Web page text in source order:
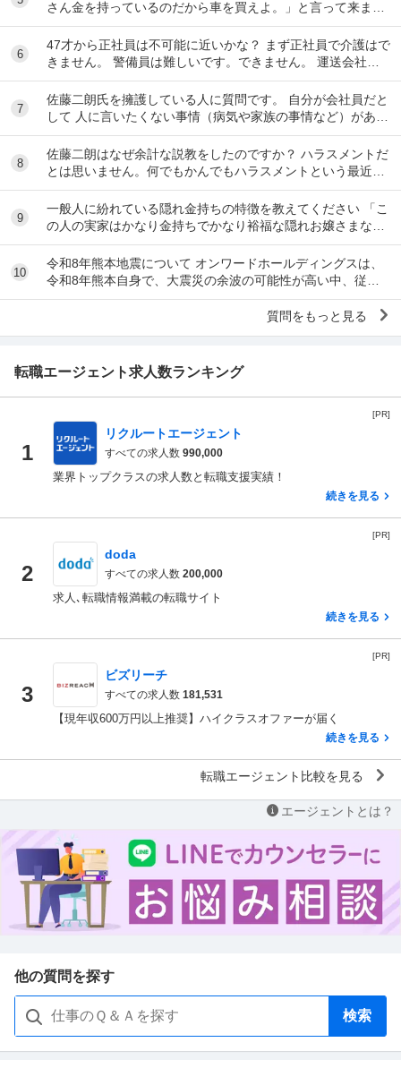
さん金を持っているのだから車を買えよ。」と言って来ま
す。 でも なんで しんどい思いをして働いた金で...
6
47才から正社員は不可能に近いかな？ まず正社員で介護はで
きません。 警備員は難しいです。できません。 運送会社の
運転手は無理です。できません 過去にうつ...
7
佐藤二朗氏を擁護している人に質問です。 自分が会社員だと
して 人に言いたくない事情（病気や家族の事情など）があ
り、上司や総務等に相談した結果、仕事内容を...
8
佐藤二朗はなぜ余計な説教をしたのですか？ ハラスメントだ
とは思いません。何でもかんでもハラスメントという最近の
風潮に反対です。ただ、橋本愛からすれば良い気...
9
一般人に紛れている隠れ金持ちの特徴を教えてください 「こ
の人の実家はかなり金持ちでかなり裕福な隠れお嬢さまなん
だな」とわかる特徴を教えてください 私の...
10
令和8年熊本地震について オンワードホールディングスは、
令和8年熊本自身で、大震災の余波の可能性が高い中、従業
員に売上金の確保（金庫への預け入れ）を優先さ...
質問をもっと見る
転職エージェント求人数ランキング
[PR]
1
リクルートエージェント
すべての求人数 990,000
業界トップクラスの求人数と転職支援実績！
続きを見る
[PR]
2
doda
すべての求人数 200,000
求人､転職情報満載の転職サイト
続きを見る
[PR]
3
ビズリーチ
すべての求人数 181,531
【現年収600万円以上推奨】ハイクラスオファーが届く
続きを見る
転職エージェント比較を見る
エージェントとは？
他の質問を探す
検索